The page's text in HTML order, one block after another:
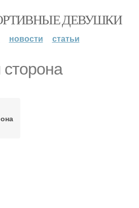
ДЕВУШКИ
новости статьи